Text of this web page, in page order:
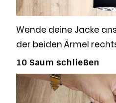
Wende deine Jacke
der beiden Ärmel
10 Saum schließen